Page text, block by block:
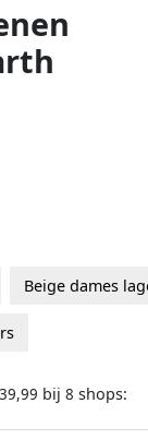
Beige dames
bij 8 shops: